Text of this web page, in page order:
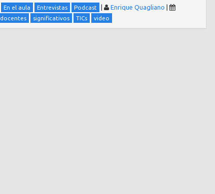
En el aula Entrevistas Podcast | Enrique Quagliano |
docentes significativos TICs video